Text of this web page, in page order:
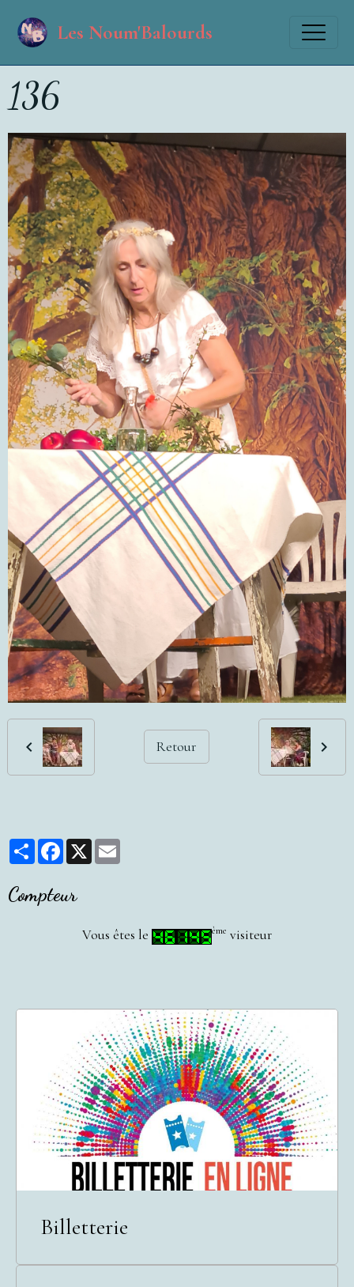
Les Noum'Balourds
136
Retour
PartagerFacebook
X
Compteur
Vous êtes le ème visiteur
Billetterie